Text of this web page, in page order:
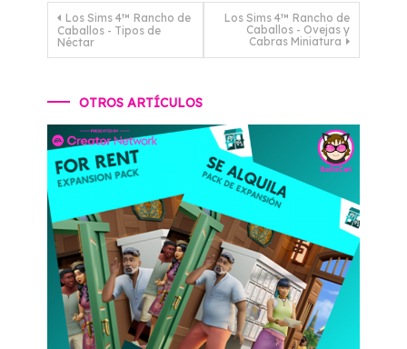
Navegación
de
Los Sims 4™ Rancho de
Caballos - Tipos de
Néctar
Los Sims 4™ Rancho de
Caballos - Ovejas y
Cabras Miniatura
OTROS ARTÍCULOS